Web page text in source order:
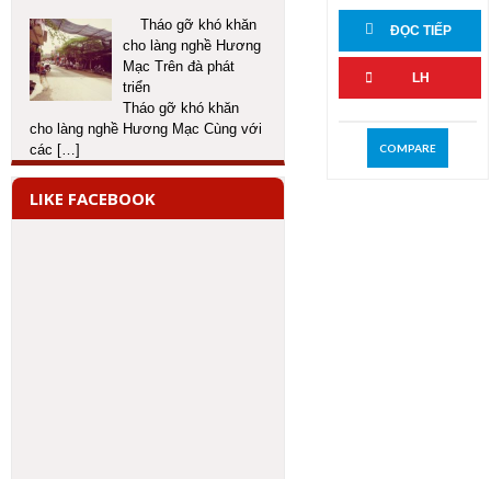
ĐỌC TIẾP
LH
COMPARE
Tháo gỡ khó khăn
cho làng nghề Hương
Mạc Trên đà phát
triển
Tháo gỡ khó khăn
cho làng nghề Hương Mạc Cùng với
các […]
LIKE FACEBOOK